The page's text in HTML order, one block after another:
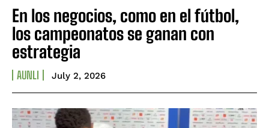
En los negocios, como en el fútbol,
los campeonatos se ganan con
estrategia
AUNLI July 2, 2026